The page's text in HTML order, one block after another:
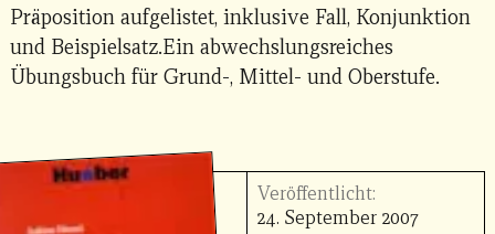
Präposition aufgelistet, inklusive Fall, Konjunktion
und Beispielsatz.Ein abwechslungsreiches
Übungsbuch für Grund-, Mittel- und Oberstufe.
Veröffentlicht:
24. September 2007